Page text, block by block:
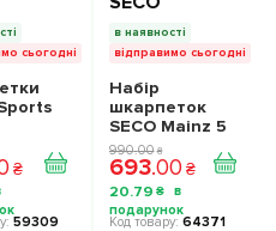
сьогодні
₴
59309
в наявності
відправимо сьогодні
Набір
шкарпеток
SECO Mainz 5
пар колір:
білий
990.00 ₴
693.00 ₴
20.79 ₴
64371